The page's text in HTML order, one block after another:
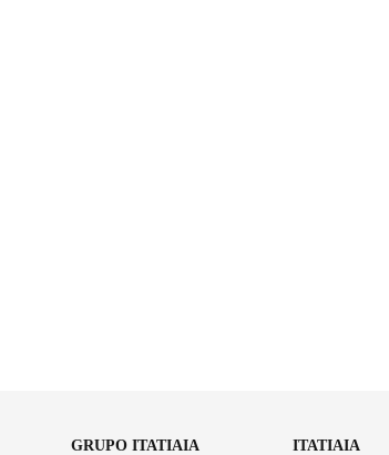
GRUPO ITATIAIA
ITATIAIA